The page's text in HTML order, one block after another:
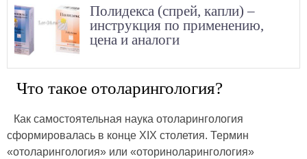
Полидекса (спрей, капли) –
инструкция по применению,
цена и аналоги
Что такое отоларингология?
Как самостоятельная наука отоларингология
сформировалась в конце ΧΙΧ столетия. Термин
«отоларингология» или «оториноларингология»